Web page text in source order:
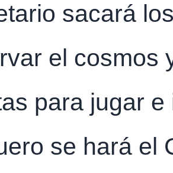
sacará
el cosmos
para jugar
se hará el